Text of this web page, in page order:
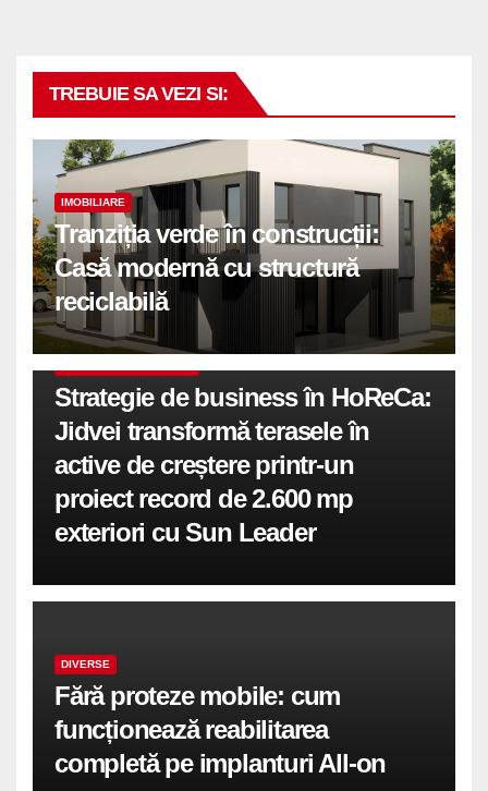
TREBUIE SA VEZI SI:
IMOBILIARE
Tranziția verde în construcții:
Casă modernă cu structură
reciclabilă
Strategie de business în HoReCa:
Jidvei transformă terasele în
active de creștere printr-un
proiect record de 2.600 mp
exteriori cu Sun Leader
DIVERSE
Fără proteze mobile: cum
funcționează reabilitarea
completă pe implanturi All-on